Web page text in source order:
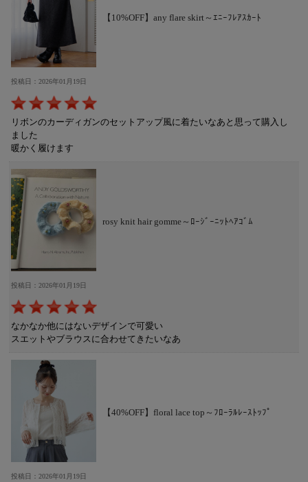
【10%OFF】any flare skirt～ｴﾆｰﾌﾚｱｽｶｰﾄ
投稿日：2026年01月19日
リボンのカーディガンのセットアップ風に着たいなあと思って購入し
ました
暖かく履けます
rosy knit hair gomme～ﾛｰｼﾞｰﾆｯﾄﾍｱｺﾞﾑ
投稿日：2026年01月19日
なかなか他にはないデザインで可愛い
スエットやブラウスに合わせてきたいなあ
【40%OFF】floral lace top～ﾌﾛｰﾗﾙﾚｰｽﾄｯﾌﾟ
投稿日：2026年01月19日